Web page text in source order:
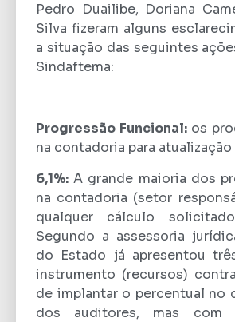
Pedro Duailibe, Doriana
Silva fizeram alguns
a situação das seguintes
Sindaftema:
Progressão Funcional: os
na contadoria para
6,1%: A grande maioria dos
na contadoria (setor
qualquer cálculo
Segundo a assessoria
do Estado já apresentou
instrumento (recursos)
de implantar o percentual no
dos auditores, mas com